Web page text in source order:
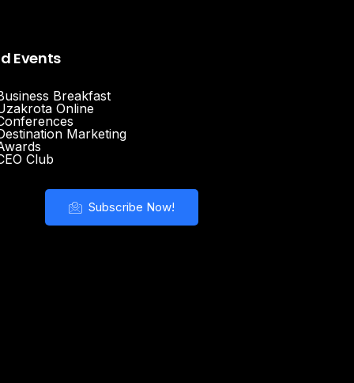
Events
Breakfast
Online
Marketing
Club
Subscribe Now!